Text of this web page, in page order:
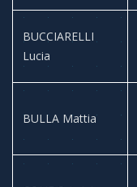
BUCCIARELLI
Lucia
BULLA Mattia